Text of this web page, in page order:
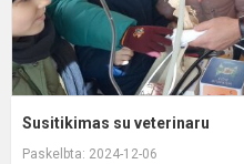
Susitikimas su veterinaru
Paskelbta: 2024-12-06